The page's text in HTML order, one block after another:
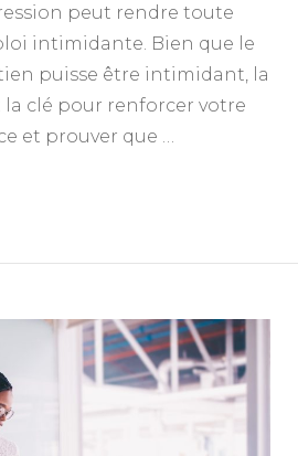
peut rendre toute
intimidante. Bien que le
puisse être intimidant, la
clé pour renforcer votre
et prouver que …